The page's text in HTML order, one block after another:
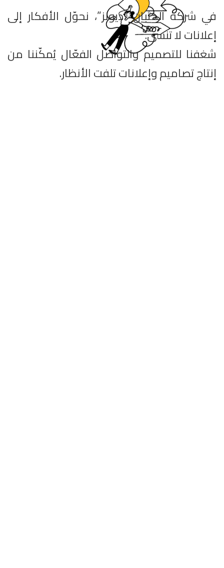
في شركة الكثبان “ديونز”، نحوّل الأفكار إلى
إعلانات لا تنسى.
شغفنا للتصميم والتواصل الفعّال يُمكّننا من
إنتاج تصاميم وإعلانات تلفت الأنظار.